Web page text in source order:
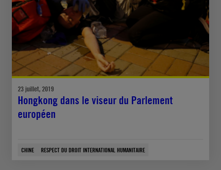
23 juillet, 2019
Hongkong dans le viseur du Parlement
européen
CHINE RESPECT DU DROIT INTERNATIONAL HUMANITAIRE